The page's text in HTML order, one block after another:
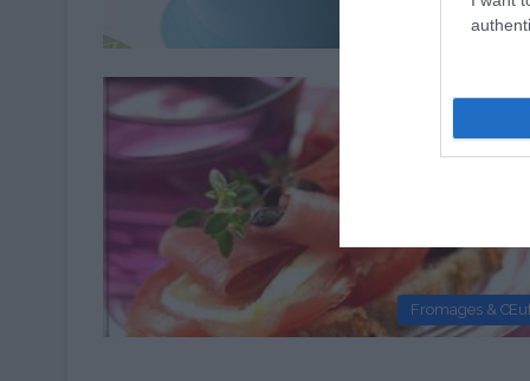
Fromages &
Fromages &